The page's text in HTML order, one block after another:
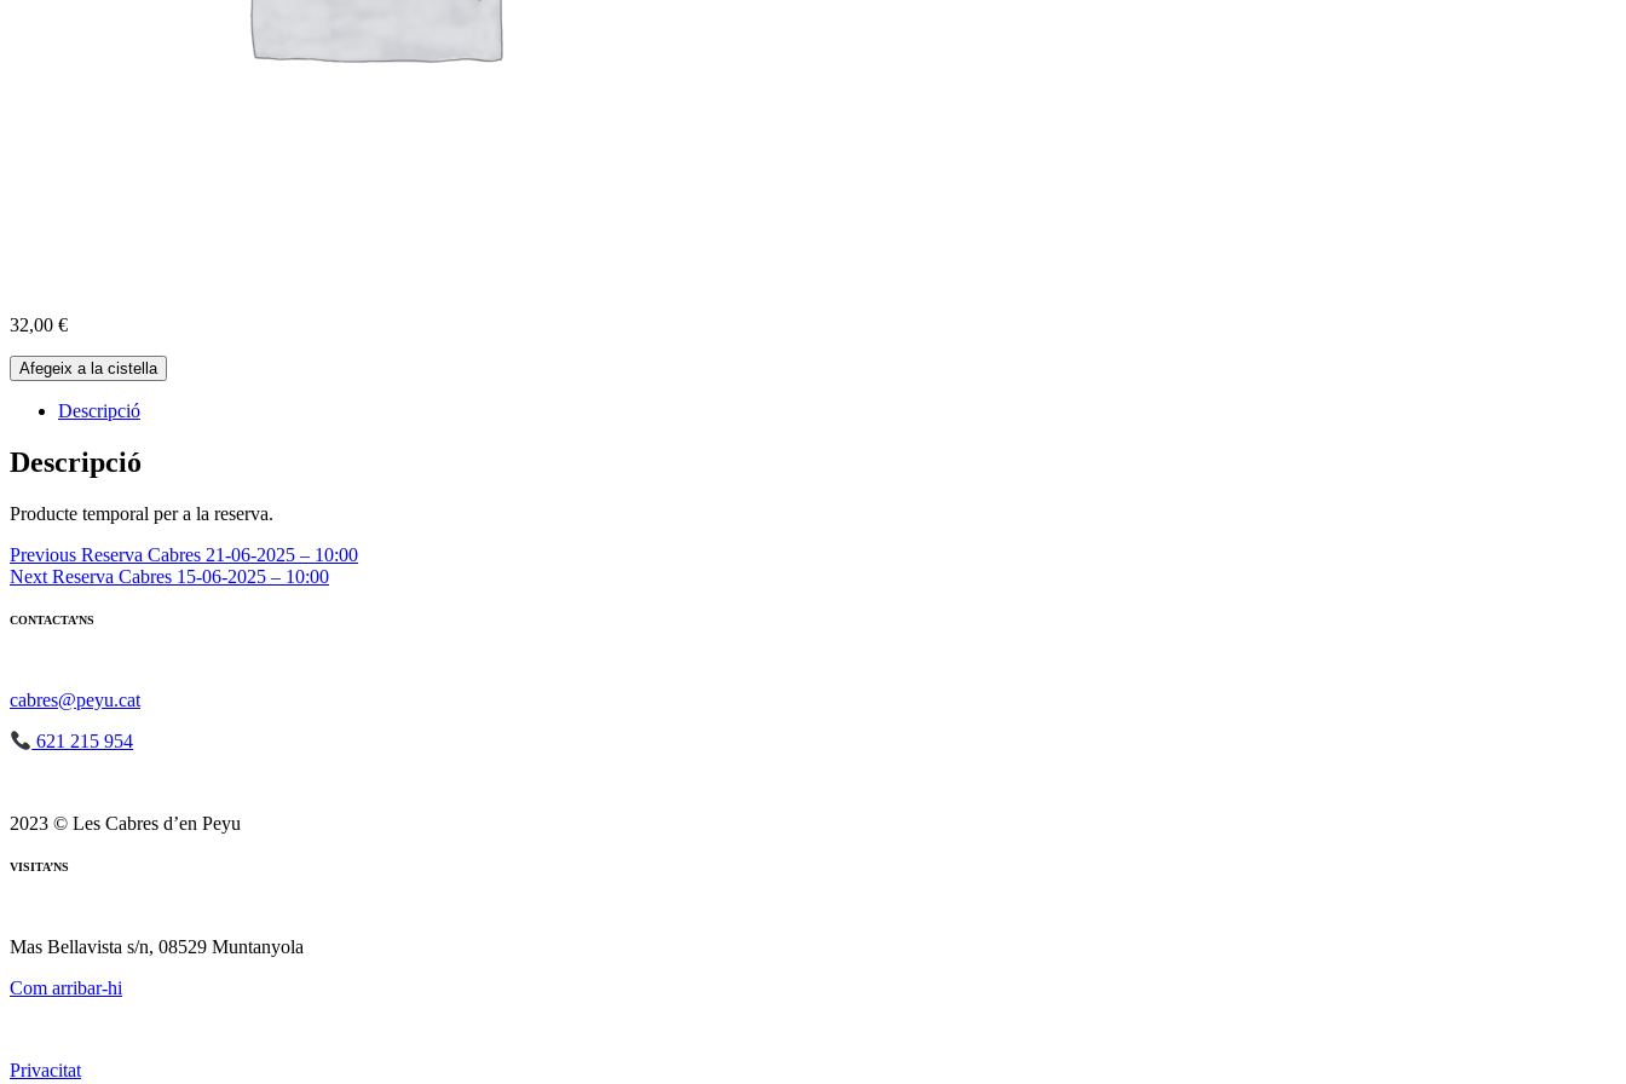
32,00 €
quantitat
de
Reserva
14-
06-
-
Afegeix a la cistella
Descripció
Descripció
Producte temporal per a la reserva.
Navegació
d'entrades
Previous Reserva Cabres 21-06-2025 – 10:00
Next Reserva Cabres 15-06-2025 – 10:00
CONTACTA’NS
cabres@peyu.cat
621 215 954
2023 © Les Cabres d’en Peyu
VISITA’NS
Mas Bellavista s/n, 08529 Muntanyola
Com arribar-hi
Privacitat